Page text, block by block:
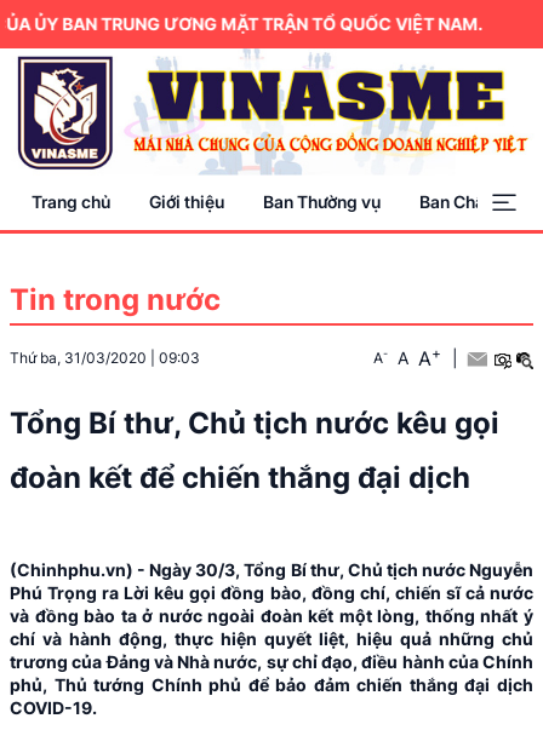
BAN TRUNG ƯƠNG MẶT TRẬN TỔ QUỐC VIỆT NAM.
Trang chủ Giới thiệu Ban Thường vụ Ban Chấp hành
Tin trong nước
Thứ ba, 31/03/2020 09:03 A- A A+
Tổng Bí thư, Chủ tịch nước kêu gọi
đoàn kết để chiến thắng đại dịch
(Chinhphu.vn) - Ngày 30/3, Tổng Bí thư, Chủ tịch nước Nguyễn
Phú Trọng ra Lời kêu gọi đồng bào, đồng chí, chiến sĩ cả nước
và đồng bào ta ở nước ngoài đoàn kết một lòng, thống nhất ý
chí và hành động, thực hiện quyết liệt, hiệu quả những chủ
trương của Đảng và Nhà nước, sự chỉ đạo, điều hành của Chính
phủ, Thủ tướng Chính phủ để bảo đảm chiến thắng đại dịch
COVID-19.